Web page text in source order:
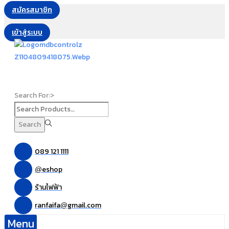
สมัครสมาชิก
เข้าสู่ระบบ
Search For:>
Search
089 121 1111
@eshop
ร้านไฟฟ้า
ranfaifa@gmail.com
Menu